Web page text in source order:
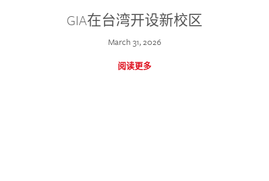
GIA在台湾开设新校区
March 31, 2026
阅读更多